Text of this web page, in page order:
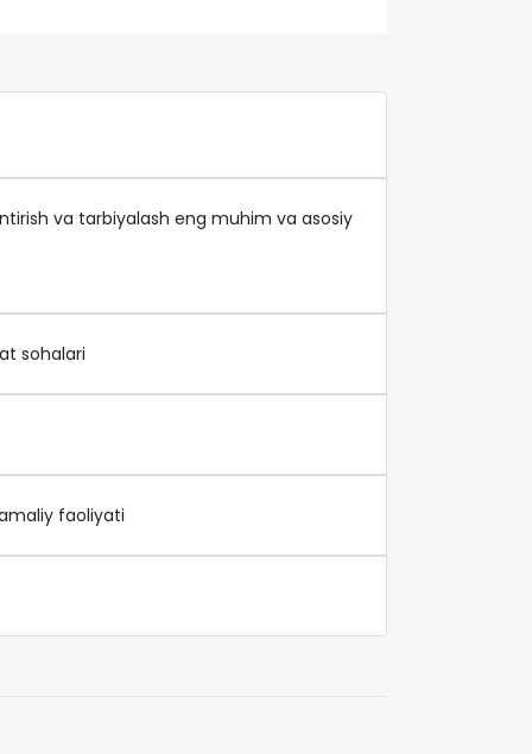
va tarbiyalash eng muhim va asosiy
sohalari
faoliyati